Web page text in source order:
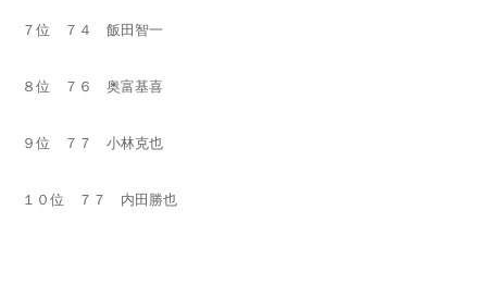
７位 ７４ 飯田智一
８位 ７６ 奥富基喜
９位 ７７ 小林克也
１０位 ７７ 内田勝也